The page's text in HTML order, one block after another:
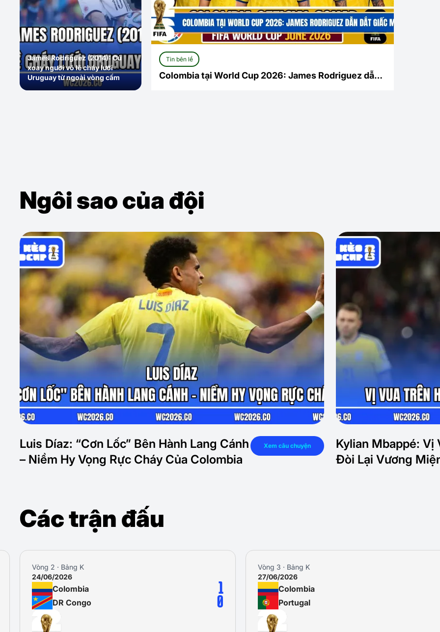
James Rodriguez (2014): Cú
xoay người vô lê cháy lưới
Uruguay từ ngoài vòng cấm
Tin bên lề
Colombia tại World Cup 2026: James Rodriguez dẫn
Ngôi sao của đội
Luis Díaz: “Cơn Lốc” Bên Hành Lang Cánh
– Niềm Hy Vọng Rực Cháy Của Colombia
Xem câu chuyện
Kylian Mbappé: Vị
Đòi Lại Vương
Các trận đấu
Vòng 2 · Bảng K
24/06/2026
Colombia
DR Congo
1
0
Vòng 3 · Bảng K
27/06/2026
Colombia
Portugal